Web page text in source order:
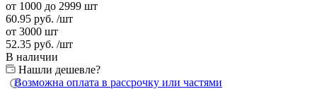
от 1000 до 2999 шт
60.95 руб. /шт
от 3000 шт
52.35 руб. /шт
В наличии
Нашли дешевле?
Возможна оплата в рассрочку или частями